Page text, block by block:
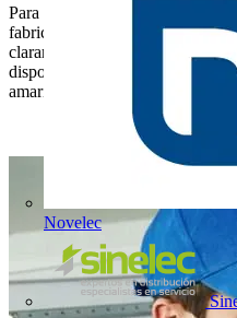
Novelec
Para adaptarse a los requisitos
fabrica en un amplio rango de
claramente identificadas en el
disponibles en stock inmediato
amarillo/verde, gris, blanco…).